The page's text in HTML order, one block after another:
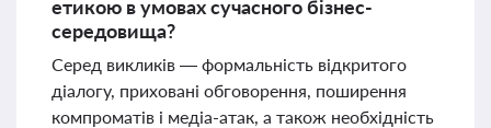
етикою в умовах сучасного бізнес-
середовища?
Серед викликів — формальність відкритого
діалогу, приховані обговорення, поширення
компроматів і медіа-атак, а також необхідність